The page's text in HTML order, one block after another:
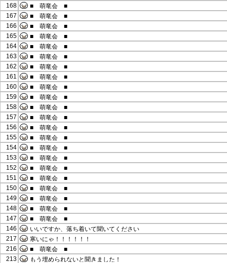
168
■ 萌竜会 ■
167
■ 萌竜会 ■
166
■ 萌竜会 ■
165
■ 萌竜会 ■
164
■ 萌竜会 ■
163
■ 萌竜会 ■
162
■ 萌竜会 ■
161
■ 萌竜会 ■
160
■ 萌竜会 ■
159
■ 萌竜会 ■
158
■ 萌竜会 ■
157
■ 萌竜会 ■
156
■ 萌竜会 ■
155
■ 萌竜会 ■
154
■ 萌竜会 ■
153
■ 萌竜会 ■
152
■ 萌竜会 ■
151
■ 萌竜会 ■
150
■ 萌竜会 ■
149
■ 萌竜会 ■
148
■ 萌竜会 ■
147
■ 萌竜会 ■
146
いいですか、落ち着いて聞いてください
217
寒いにゃ！！！！！！
216
■ 萌竜会 ■
213
もう埋められないと聞きました！